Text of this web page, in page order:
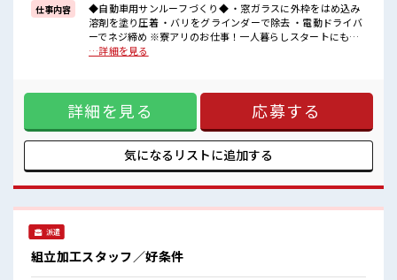
■職場の雰囲気
幅広い年代の方がカツヤク中★
空調完備でカイテキに働ける♪
車・バイク・自転車通勤OK！
工場近くに駐車場があります！
仕事内容
◆自動車用サンルーフづくり◆ ・窓ガラスに外枠をはめ込み
溶剤を塗り圧着 ・バリをグラインダーで除去 ・電動ドライバ
ーでネジ締め ※寮アリのお仕事！一人暮らしスタートにもピ
ッタリ♪ ■お仕事PR 《住まいもお仕事も同時にHET*》 家電
らかを選択できます！ 銀行・郵便局・スーパー・コンビニな
どは 寮から車で10分圏内にあるのでとっても便利☆ 駐車場が
あるので車の持ち込みもOKです！ 赴任時の交通費の支給もあ
ります◎ 《残業多めだから稼げる*》 残業は月20時間以上あ
るのでお給料に上乗せできる★ 頑張った分しっかり返ってく
るのでヤリガイ抜群！ ■職場の雰囲気 幅広い年代の方がカツ
更衣室完備！ 1着目の制服は無料支給なので事前の準備は不要
です◎ 車・バイク・自転車通勤OK！ 工場近くに駐車場があ
…詳細を見る
詳細を見る 応募する
気になるリストに追加する
派遣
組立加工スタッフ／好条件